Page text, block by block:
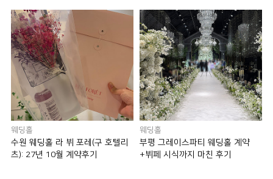
웨딩홀
수원 웨딩홀 라 뷔 포레(구 호텔리
츠): 27년 10월 계약후기
웨딩홀
부평 그레이스파티 웨딩홀 계약
+뷔페 시식까지 마친 후기